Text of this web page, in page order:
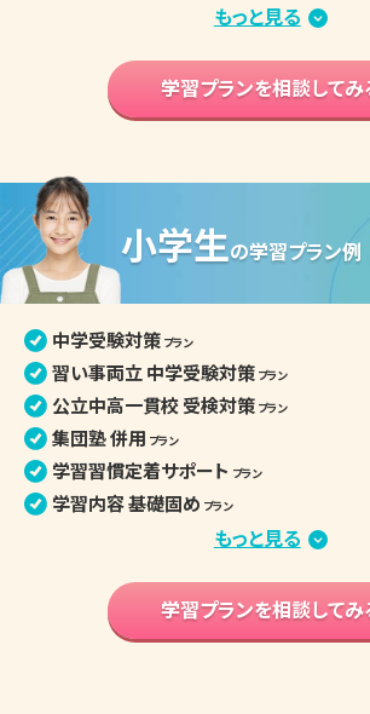
学習内容 基礎固め プラン
英語資格検定対策プラン
高校学習先取りプラン
中学生の個別指導詳細
もっと見る
学習プランを相談してみ
小学生の学習プラン例
中学受験対策 プラン
習い事両立 中学受験対策 プラン
公立中高一貫校 受検対策 プラン
集団塾 併用 プラン
学習習慣定着サポート プラン
学習内容 基礎固め プラン
苦手克服 習い事両立プラン
中学先取り学習プラン
英語検定対策プラン
もっと見る
学習プランを相談してみ